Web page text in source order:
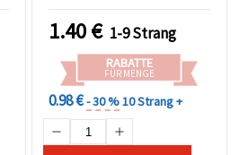
Schmuckherstellung,
Accessoires & DIY-
Basteln, ca. 350 Stück
1.40€ 1-9 Strang
RABATTE
FÜR MENGE
0.98 €- 30 %10 Strang +